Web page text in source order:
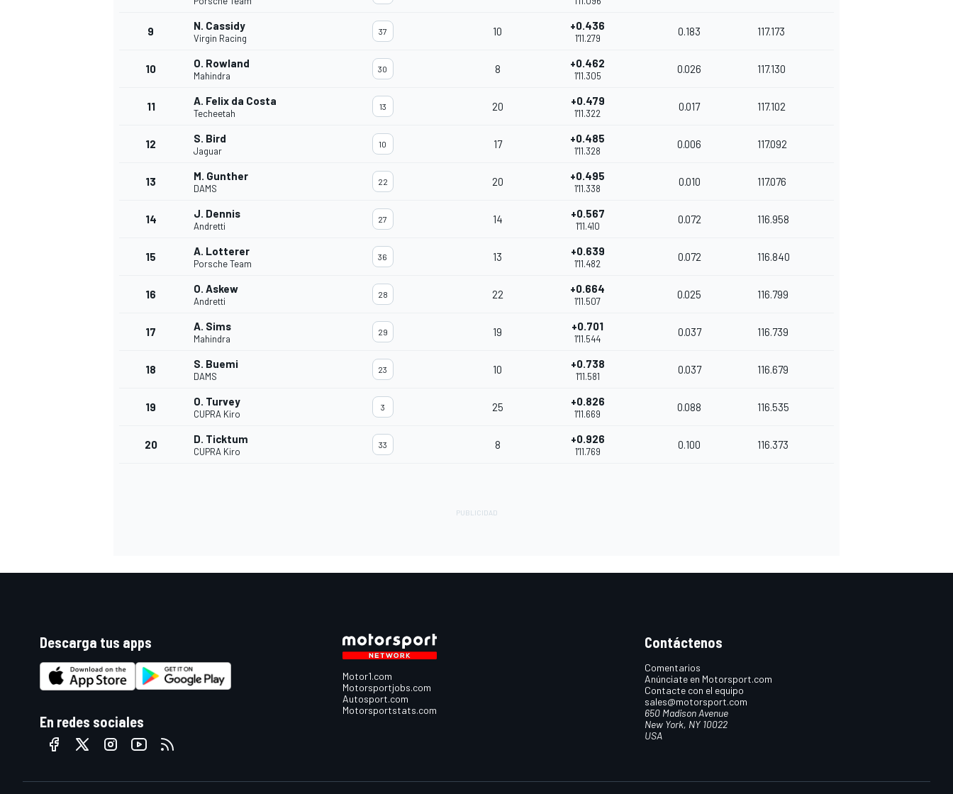
FÓRMULA E
9 N. Cassidy
Virgin Racing
37 10 +0.436
1'11.279
0.183 117.173
10 O. Rowland
Mahindra
30 8 +0.462
1'11.305
0.026 117.130
11 A. Felix da Costa
Techeetah
13 20 +0.479
1'11.322
0.017 117.102
12 S. Bird
Jaguar
10 17 +0.485
1'11.328
0.006 117.092
13 M. Gunther
DAMS
22 20 +0.495
1'11.338
0.010 117.076
14 J. Dennis
Andretti
27 14 +0.567
1'11.410
0.072 116.958
15 A. Lotterer
Porsche Team
36 13 +0.639
1'11.482
0.072 116.840
16 O. Askew
Andretti
28 22 +0.664
1'11.507
0.025 116.799
17 A. Sims
Mahindra
29 19 +0.701
1'11.544
0.037 116.739
18 S. Buemi
DAMS
23 10 +0.738
1'11.581
0.037 116.679
19 O. Turvey
CUPRA Kiro
3 25 +0.826
1'11.669
0.088 116.535
20 D. Ticktum
CUPRA Kiro
33 8 +0.926
1'11.769
0.100 116.373
Descarga tus apps
En redes sociales
Motor1.com
Motorsportjobs.com
Autosport.com
Motorsportstats.com
Contáctenos
Comentarios
Anúnciate en Motorsport.com
Contacte con el equipo
sales@motorsport.com
650 Madison Avenue
New York, NY 10022
USA